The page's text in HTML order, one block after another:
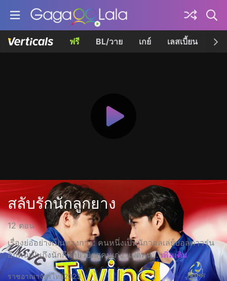
ฟรี BL/วาย เกย์ เลสเบี้ยน เค
สลับรักนักลูกยาง
12 ตอน
เรื่องย่ออย่างเป็นทางการ: คนหนึ่งเป็นนักวอลเล่ย์บอลดาวรุ่น
อีกคนเป็นถึงนักกีฬายิวยิตสูคนเก่ง แฝดหนุ... เพิ่มเติม
ราชอาณาจักรไทย2023